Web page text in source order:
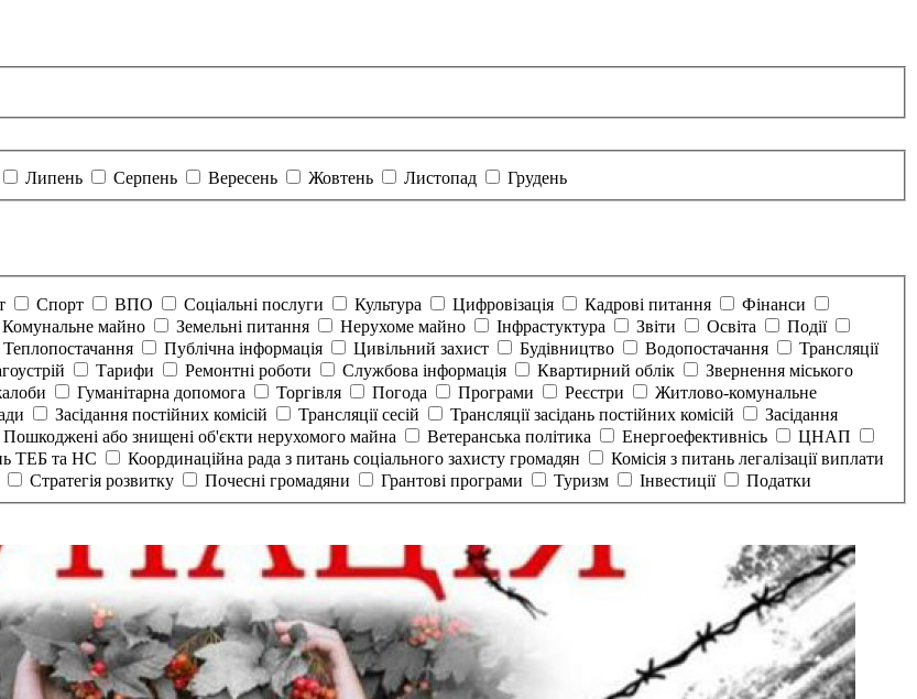
Липень Серпень Вересень Жовтень Листопад Грудень
Спорт ВПО Соціальні послуги Культура Цифровізація Кадрові питання
Фінанси
Комунальне майно Земельні питання Нерухоме майно Інфрастуктура Звіти Освіта
Події
Теплопостачання Публічна інформація Цивільний захист Будівництво Водопостачання
Трансляції
Тарифи Ремонтні роботи Службова інформація Квартирний облік
Звернення міського
Гуманітарна допомога Торгівля Погода Програми Реєстри
Житлово-комунальне
Засідання постійних комісій Трансляції сесій Трансляції засідань постійних комісій
Засідання
Пошкоджені або знищені об'єкти нерухомого майна Ветеранська політика Енергоефективнісь
ЦНАП
ТЕБ та НС Координаційна рада з питань соціального захисту громадян
Комісія з питань легалізації виплати
Стратегія розвитку Почесні громадяни Грантові програми Туризм Інвестиції Податки